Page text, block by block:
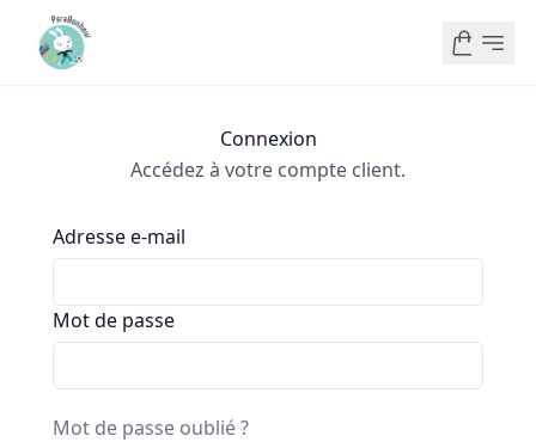
Connexion
Accédez à votre compte client.
Adresse e-mail
Mot de passe
Mot de passe oublié ?